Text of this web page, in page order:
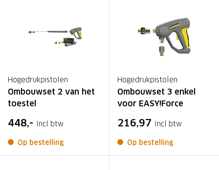
Hogedrukpistolen
Ombouwset 2 van het
toestel
448,- Incl btw
Op bestelling
Hogedrukpistolen
Ombouwset 3 enkel
voor EASY!Force
216,97 Incl btw
Op bestelling